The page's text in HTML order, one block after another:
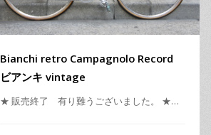
Bianchi retro Campagnolo Record
ビアンキ vintage
★ 販売終了 有り難うございました。 ★…